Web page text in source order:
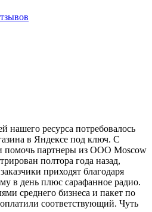
нашего ресурса потребовалось
в Яндексе под ключ. С
помочь партнеры из ООО Moscow
полтора года назад,
приходят благодаря
в день плюс сарафанное радио.
среднего бизнеса и пакет по
соответствующий. Чуть